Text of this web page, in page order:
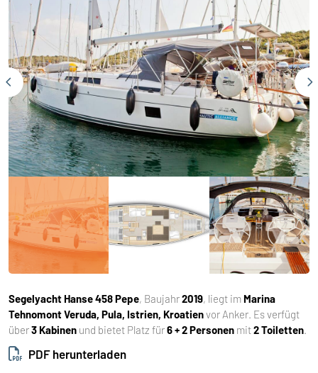
Segelyacht Hanse 458 Pepe, Baujahr2019, liegt im Marina
Tehnomont Veruda, Pula, Istrien, Kroatienvor Anker. Es verfügt
über3 Kabinen und bietet Platz für6 + 2 Personen mit2 Toiletten.
PDF herunterladen